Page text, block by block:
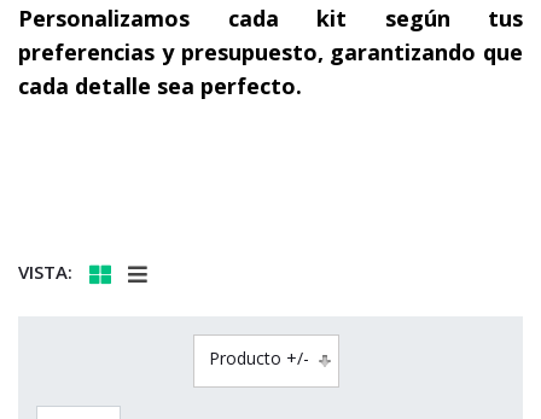
Personalizamos cada kit según tus
preferencias y presupuesto, garantizando que
cada detalle sea perfecto.
VISTA:
Producto +/-